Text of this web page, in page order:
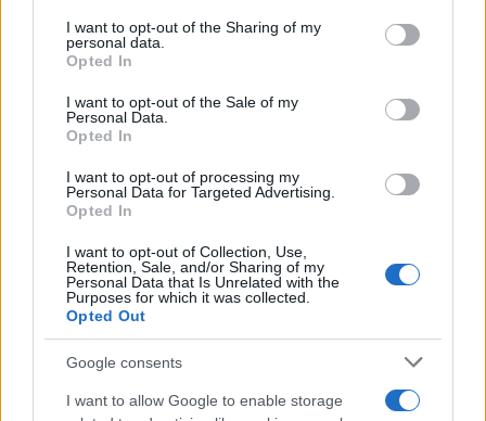
disclose it to other third parties.
Please note that this website/app uses one or more Google
services and may gather and store information including but
not limited to your visit or usage behaviour. You may click to
grant or deny consent to Google and its third-party tags to
consent section.
I want to opt-out of the Sharing of my
personal data.
Opted In
I want to opt-out of the Sale of my
Personal Data.
Opted In
I want to opt-out of processing my
Personal Data for Targeted Advertising.
Opted In
I want to opt-out of Collection, Use,
Retention, Sale, and/or Sharing of my
Personal Data that Is Unrelated with the
Purposes for which it was collected.
Opted Out
Google consents
I want to allow Google to enable storage
L’intelligenza artificiale reinventa
Nel 2026, l’esperienza di acquisto online si
OpenAI e PayPal. Scopri come il portafoglio…
Assegno unico dopo
Ferragosto: calendario